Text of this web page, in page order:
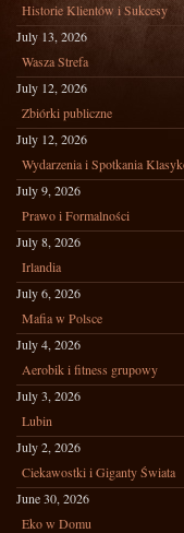
Historie Klientów i Sukcesy
July 13, 2026
Wasza Strefa
July 12, 2026
Zbiórki publiczne
July 12, 2026
Wydarzenia i Spotkania
July 9, 2026
Prawo i Formalności
July 8, 2026
Irlandia
July 6, 2026
Mafia w Polsce
July 4, 2026
Aerobik i fitness grupowy
July 3, 2026
Lubin
July 2, 2026
Ciekawostki i Giganty Świata
June 30, 2026
Eko w Domu